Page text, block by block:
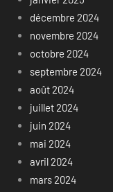
décembre 2024
novembre 2024
octobre 2024
septembre 2024
août 2024
juillet 2024
juin 2024
mai 2024
avril 2024
mars 2024